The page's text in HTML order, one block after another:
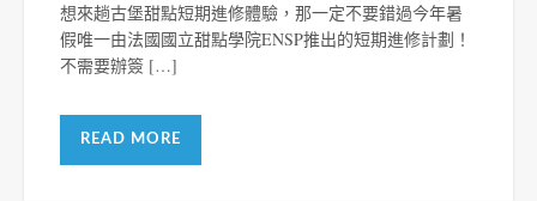
想來趟古堡甜點短期進修體驗，那一定不要錯過今年暑
假唯一由法國國立甜點學院ENSP推出的短期進修計劃！
不需要辦簽 […]
READ MORE